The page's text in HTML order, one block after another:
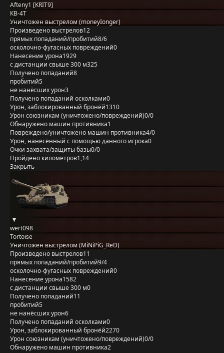
Afteny1 [KRIT9]
КВ-4Т
Уничтожен выстрелом (moneyIonger)
Произведено выстрелов12
прямых попаданий/пробитий8/6
осколочно-фугасных повреждений0
Нанесение урона1929
с дистанции свыше 300 м325
Получено попаданий8
пробитий5
не нанёсших урон3
Получено попаданий осколками0
Урон, заблокированный бронёй1310
Урон союзникам (уничтожено/повреждений)0/0
Обнаружено машин противника1
Повреждено/уничтожено машин противника4/0
Урон, нанесённый с помощью данного игрока0
Очки захвата/защиты базы0/0
Пройдено километров1,14
Закрыть
wert098
Tortoise
Уничтожен выстрелом (MiNiPiG_ReD)
Произведено выстрелов11
прямых попаданий/пробитий9/4
осколочно-фугасных повреждений0
Нанесение урона1582
с дистанции свыше 300 м0
Получено попаданий11
пробитий5
не нанёсших урон6
Получено попаданий осколками0
Урон, заблокированный бронёй2270
Урон союзникам (уничтожено/повреждений)0/0
Обнаружено машин противника2